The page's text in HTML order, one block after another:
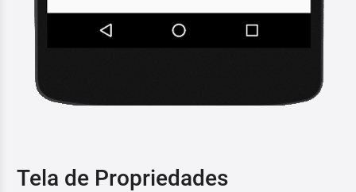
Tela de Propriedades